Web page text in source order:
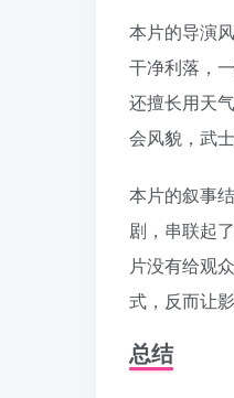
本片的导演
干净利落，
还擅长用天
会风貌，武
本片的叙事
剧，串联起
片没有给观
式，反而让
总结